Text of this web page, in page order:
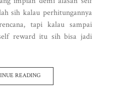
sih kalau perhitungannya
tapi kalau sampai
reward itu sih bisa jadi
READING